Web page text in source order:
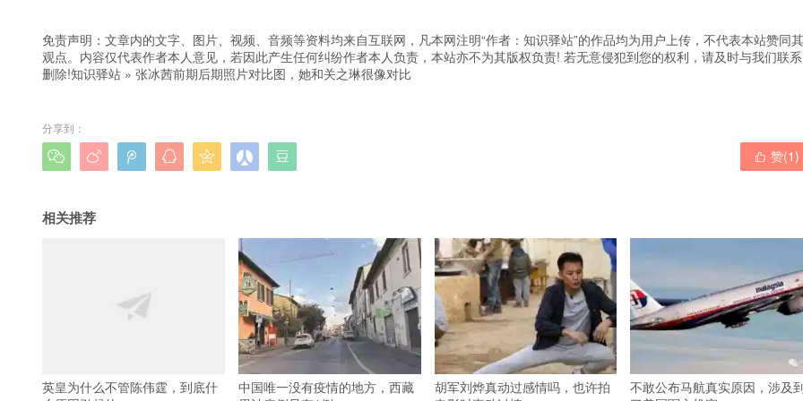
免责声明：文章内的文字、图片、视频、音频等资料均来自互联网，凡本网注明“作者：知识驿站”的作品均为用户上传，不代表本站赞同其
观点。内容仅代表作者本人意见，若因此产生任何纠纷作者本人负责，本站亦不为其版权负责! 若无意侵犯到您的权利，请及时与我们联系
删除!知识驿站 » 张冰茜前期后期照片对比图，她和关之琳很像对比
分享到：
        赞(1)
相关推荐
英皇为什么不管陈伟霆，到底什
中国唯一没有疫情的地方，西藏
胡军刘烨真动过感情吗，也许拍
不敢公布马航真实原因，涉及